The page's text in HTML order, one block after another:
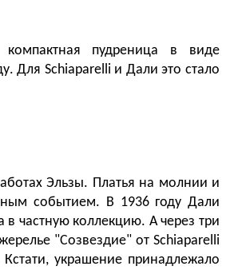
пудреница в виде
Для Schiaparelli и Дали это стало
Эльзы. Платья на молнии и
событием. В 1936 году Дали
частную коллекцию. А через три
"Созвездие" от Schiaparelli
украшение принадлежало